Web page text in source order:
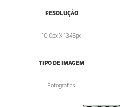
RESOLUÇÃO
1010px X 1346px
TIPO DE IMAGEM
Fotografias